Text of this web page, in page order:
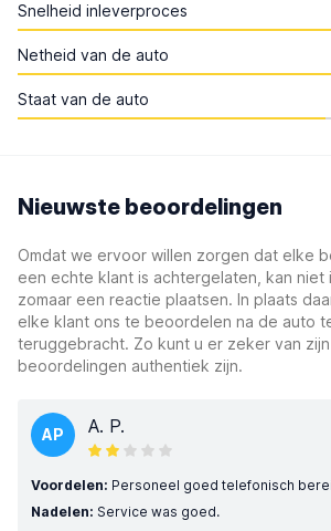
Snelheid inleverproces
Netheid van de auto
Staat van de auto
Nieuwste beoordelingen
Omdat we ervoor willen zorgen dat elke
een echte klant is achtergelaten, kan niet
zomaar een reactie plaatsen. In plaats
elke klant ons te beoordelen na de auto
teruggebracht. Zo kunt u er zeker van
beoordelingen authentiek zijn.
AP A. P.
Voordelen: Personeel goed telefonisch
Nadelen: Service was goed.